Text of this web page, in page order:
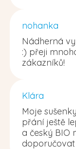
nohanka
Nádherná
:) přeji
zákazníků!
Klára
Moje
přání ještě
a český BIO
doporučovat